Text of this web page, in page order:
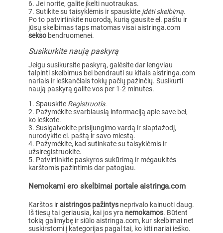
Jei norite, galite įkelti nuotraukas.
Sutikite su taisyklėmis ir spauskite įdėti skelbimą.
Po to patvirtinkite nuorodą, kurią gausite el. paštu ir
jūsų skelbimas taps matomas visai aistringa.com
seksobendruomenei.
Susikurkite naują paskyrą
Jeigu susikursite paskyrą, galėsite dar lengviau
talpinti skelbimus bei bendrauti su kitais aistringa.com
nariais ir ieškančiais tokių pačių pažinčių. Susikurti
naują paskyrą galite vos per 1-2 minutes.
Spauskite Registruotis.
Pažymėkite svarbiausią informaciją apie save bei,
ko ieškote.
Susigalvokite prisijungimo vardą ir slaptažodį,
nurodykite el. paštą ir savo miestą.
Pažymėkite, kad sutinkate su taisyklėmis ir
užsiregistruokite.
Patvirtinkite paskyros sukūrimą ir mėgaukitės
karštomis pažintimis dar patogiau.
Nemokami ero skelbimai portale aistringa.com
Karštos iraistringos pažintysneprivalo kainuoti daug.
Iš tiesų tai geriausia, kai jos yra nemokamos. Būtent
tokią galimybę ir siūlo aistringa.com, kur skelbimai net
suskirstomi į kategorijas pagal tai, ko kiti nariai ieško.